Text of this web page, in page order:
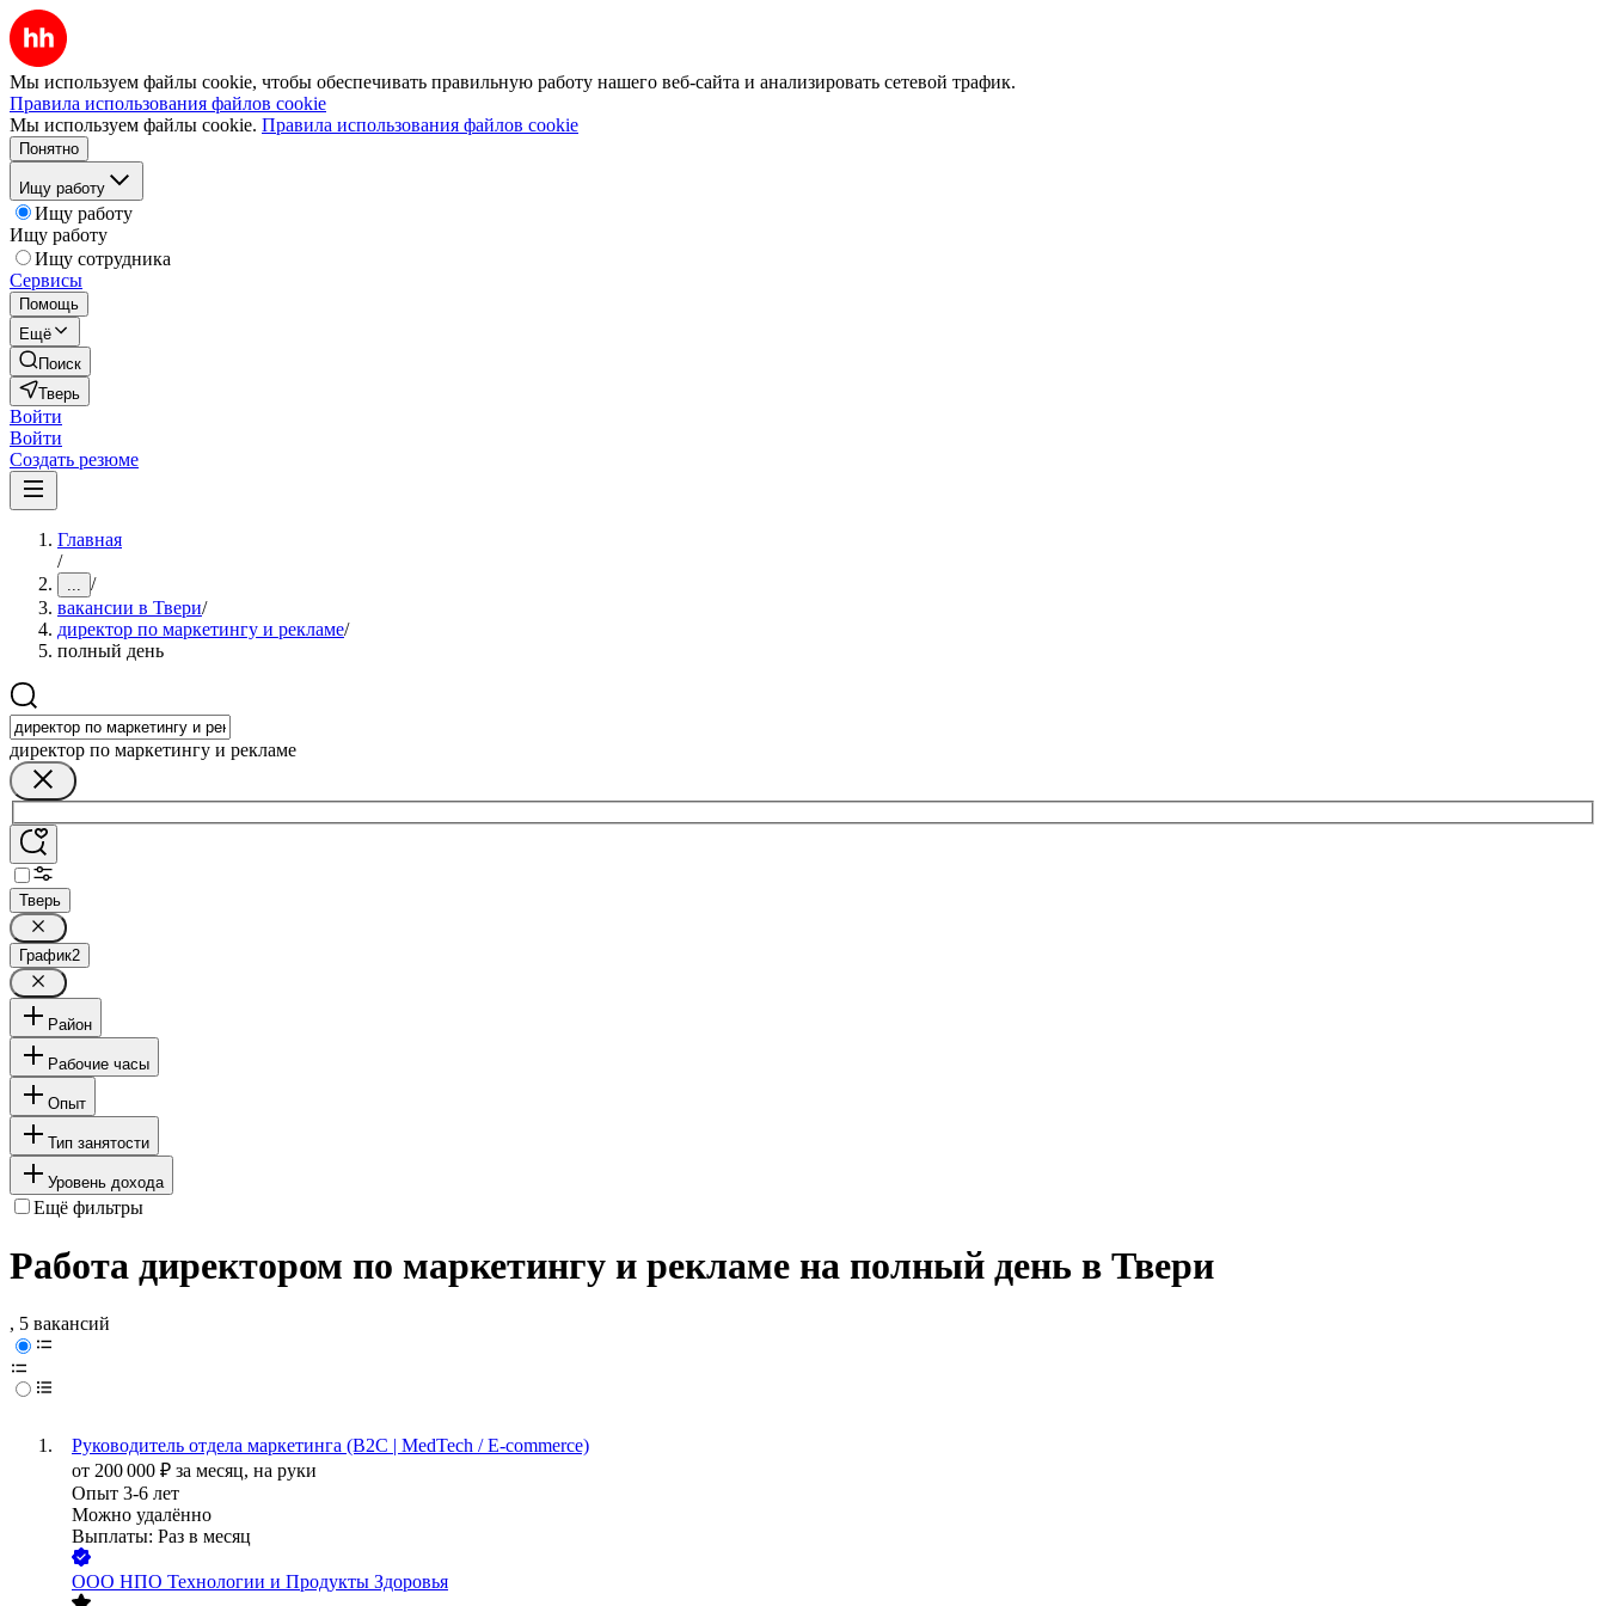
Мы используем файлы cookie, чтобы обеспечивать правильную работу нашего веб-сайта и анализировать сетевой трафик.
Правила использования файлов cookie
Мы используем файлы cookie. Правила использования файлов cookie
Понятно
Ищу работу
Ищу работу
Ищу работу
Ищу сотрудника
Сервисы
Помощь
Ещё
Поиск
Тверь
Войти
Войти
Создать резюме
Главная
/
... /
вакансии в Твери/
директор по маркетингу и рекламе/
полный день
директор по маркетингу и рекламе
Тверь
График2
Район
Рабочие часы
Опыт
Тип занятости
Уровень дохода
Ещё фильтры
Работа директором по маркетингу и рекламе на полный день в Твери
, 5 вакансий
Руководитель отдела маркетинга (B2C | MedTech / E-commerce)
от 200 000 ₽ за месяц, на руки
Опыт 3-6 лет
Можно удалённо
Выплаты: Раз в месяц
ООО НПО Технологии и Продукты Здоровья